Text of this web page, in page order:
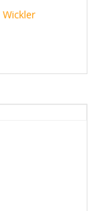
Wickler